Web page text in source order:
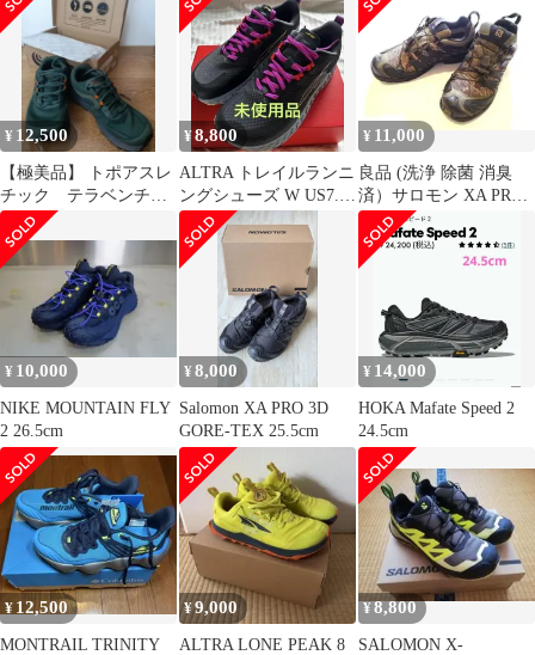
ガーナイキ
¥ 12,500
【極美品】 トポアスレ
チック テラベンチャ
ー3 27.0cm 公式サイト
購入
¥8,800
ALTRA トレイルランニ
ングシューズ W US7.5
25cm位
¥ 11,000
良品 (洗浄 除菌 消臭
済）サロモン XA PRO
3D GTX 26㎝
¥ 10,000
NIKE MOUNTAIN FLY
2 26.5cm
¥8,000
Salomon XA PRO 3D
GORE-TEX 25.5cm
¥ 14,000
HOKA Mafate Speed 2
24.5cm
¥ 12,500
MONTRAIL TRINITY
¥9,000
ALTRA LONE PEAK 8
¥8,800
SALOMON X-